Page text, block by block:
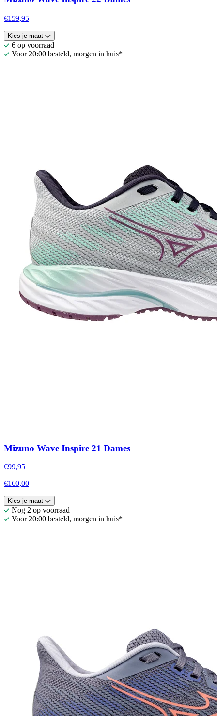
€159,95
Kies je maat
6 op voorraad
Voor 20:00 besteld, morgen in huis*
Mizuno Wave Inspire 21 Dames
€99,95
€160,00
Kies je maat
Nog 2 op voorraad
Voor 20:00 besteld, morgen in huis*